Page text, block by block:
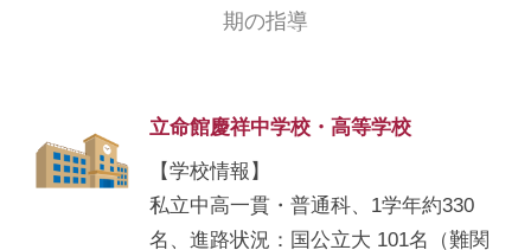
期の指導
立命館慶祥中学校・高等学校
【学校情報】
私立中高一貫・普通科、1学年約330
名、進路状況：国公立大 101名（難関